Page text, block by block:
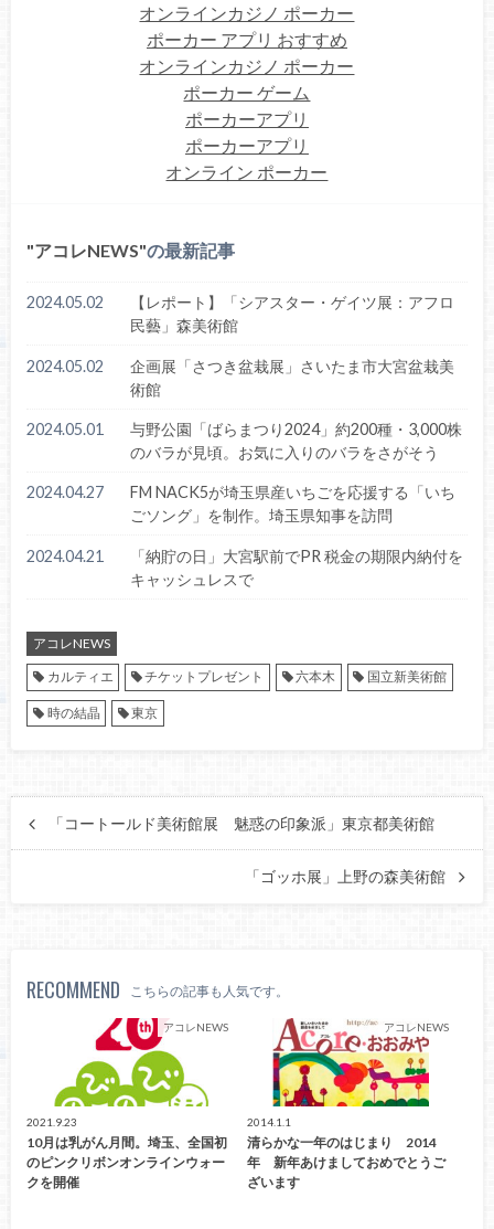
オンラインカジノ ポーカー
ポーカー アプリ おすすめ
オンラインカジノ ポーカー
ポーカー ゲーム
ポーカーアプリ
ポーカーアプリ
オンライン ポーカー
アコレNEWS の最新記事
2024.05.02
【レポート】「シアスター・ゲイツ展：アフロ
民藝」森美術館
2024.05.02
企画展「さつき盆栽展」さいたま市大宮盆栽美
術館
2024.05.01
与野公園「ばらまつり2024」約200種・3,000株
のバラが見頃。お気に入りのバラをさがそう
2024.04.27
FM NACK5が埼玉県産いちごを応援する「いち
ごソング」を制作。埼玉県知事を訪問
2024.04.21
「納貯の日」大宮駅前でPR 税金の期限内納付を
キャッシュレスで
アコレNEWS
カルティエ
チケットプレゼント 六本木 国立新美術館
時の結晶 東京
「コートールド美術館展 魅惑の印象派」東京都美術館
「ゴッホ展」上野の森美術館
RECOMMEND こちらの記事も人気です。
アコレNEWS
2021.9.23
10月は乳がん月間。埼玉、全国初
のピンクリボンオンラインウォー
クを開催
アコレNEWS
2014.1.1
清らかな一年のはじまり 2014
年 新年あけましておめでとうご
ざいます